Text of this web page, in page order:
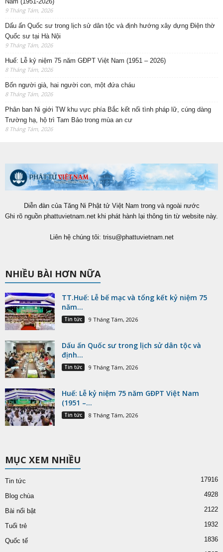
9 Tháng Tám, 2026
Dấu ấn Quốc sư trong lịch sử dân tộc và định hướng xây dựng Điện thờ
Quốc sư tại Hà Nội
9 Tháng Tám, 2026
Huế: Lễ kỷ niệm 75 năm GĐPT Việt Nam (1951 – 2026)
8 Tháng Tám, 2026
Bốn người già, hai người con, một đứa cháu
8 Tháng Tám, 2026
Phân ban Ni giới TW khu vực phía Bắc kết nối tình pháp lữ, cúng dàng
Trường hạ, hộ trì Tam Bảo trong mùa an cư
8 Tháng Tám, 2026
Diễn đàn của Tăng Ni Phật tử Việt Nam trong và ngoài nước
Ghi rõ nguồn phattuvietnam.net khi phát hành lại thông tin từ website này.
Liên hệ chúng tôi: trisu@phattuvietnam.net
NHIỀU BÀI HƠN NỮA
TT.Huế: Lễ bế mạc và tổng kết kỷ niệm 75
năm...
Tin tức 9 Tháng Tám, 2026
Dấu ấn Quốc sư trong lịch sử dân tộc và
định...
Tin tức 9 Tháng Tám, 2026
Huế: Lễ kỷ niệm 75 năm GĐPT Việt Nam
(1951 –...
Tin tức 8 Tháng Tám, 2026
MỤC XEM NHIỀU
Tin tức 17916
Blog chùa 4928
Bài nổi bật 2122
Tuổi trẻ 1932
Quốc tế
1836